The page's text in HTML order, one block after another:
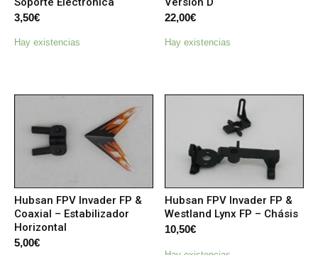
3,50€
Hay existencias
22,00€
Hay existencias
Hubsan FPV Invader FP &
Coaxial – Estabilizador
Horizontal
5,00€
Hubsan FPV Invader FP &
Westland Lynx FP – Chásis
10,50€